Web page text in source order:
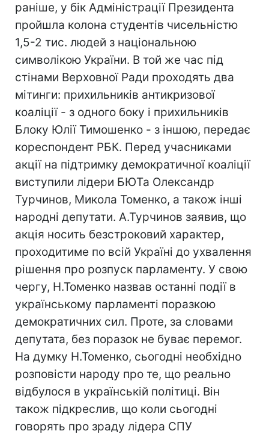
раніше, у бік Адміністрації Президента
пройшла колона студентів чисельністю
1,5-2 тис. людей з національною
символікою України. В той же час під
стінами Верховної Ради проходять два
мітинги: прихильників антикризової
коаліції - з одного боку і прихильників
Блоку Юлії Тимошенко - з іншою, передає
кореспондент РБК. Перед учасниками
акції на підтримку демократичної коаліції
виступили лідери БЮТа Олександр
Турчинов, Микола Томенко, а також інші
народні депутати. А.Турчинов заявив, що
акція носить безстроковий характер,
проходитиме по всій Україні до ухвалення
рішення про розпуск парламенту. У свою
чергу, Н.Томенко назвав останні події в
українському парламенті поразкою
демократичних сил. Проте, за словами
депутата, без поразок не буває перемог.
На думку Н.Томенко, сьогодні необхідно
розповісти народу про те, що реально
відбулося в українській політиці. Він
також підкреслив, що коли сьогодні
говорять про зраду лідера СПУ